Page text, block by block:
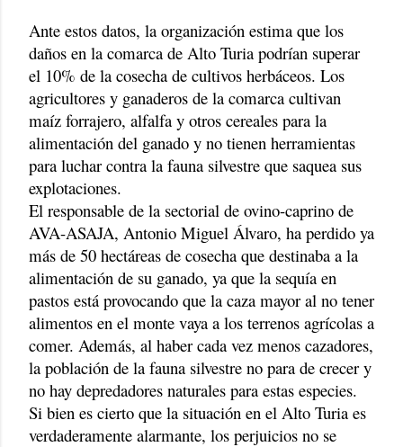
Ante estos datos, la organización estima que los
daños en la comarca de Alto Turia podrían superar
el 10% de la cosecha de cultivos herbáceos. Los
agricultores y ganaderos de la comarca cultivan
maíz forrajero, alfalfa y otros cereales para la
alimentación del ganado y no tienen herramientas
para luchar contra la fauna silvestre que saquea sus
explotaciones.
El responsable de la sectorial de ovino-caprino de
AVA-ASAJA, Antonio Miguel Álvaro, ha perdido ya
más de 50 hectáreas de cosecha que destinaba a la
alimentación de su ganado, ya que la sequía en
pastos está provocando que la caza mayor al no tener
alimentos en el monte vaya a los terrenos agrícolas a
comer. Además, al haber cada vez menos cazadores,
la población de la fauna silvestre no para de crecer y
no hay depredadores naturales para estas especies.
Si bien es cierto que la situación en el Alto Turia es
verdaderamente alarmante, los perjuicios no se